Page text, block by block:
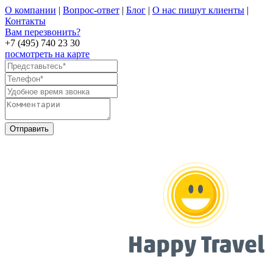
О компании | Вопрос-ответ | Блог | О нас пишут клиенты |
Контакты
Вам перезвонить?
+7 (495) 740 23 30
посмотреть на карте